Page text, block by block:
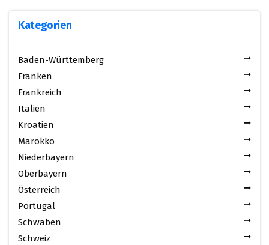
Kategorien
Baden-Württemberg
Franken
Frankreich
Italien
Kroatien
Marokko
Niederbayern
Oberbayern
Österreich
Portugal
Schwaben
Schweiz